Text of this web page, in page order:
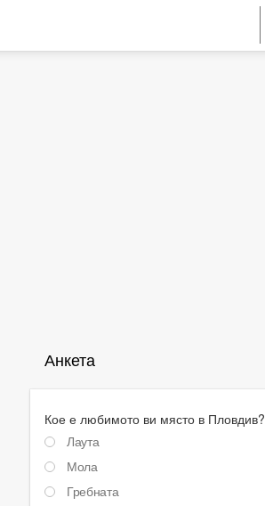
Анкета
Кое е любимото ви място в Пловдив?
Лаута
Мола
Гребната